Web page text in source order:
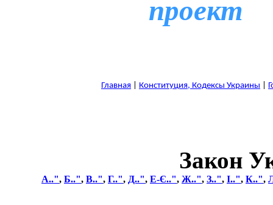
проект
Главная Конституция, Кодексы Украины
Закон
А..", Б..", В..", Г..", Д..", Е-Є..", Ж..", З..", І..", К..",